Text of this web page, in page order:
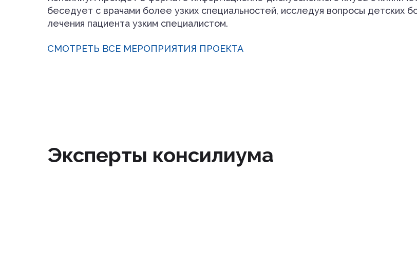
беседует с врачами более узких специальностей, исследуя вопросы детских
лечения пациента узким специалистом.
СМОТРЕТЬ ВСЕ МЕРОПРИЯТИЯ ПРОЕКТА
Эксперты консилиума